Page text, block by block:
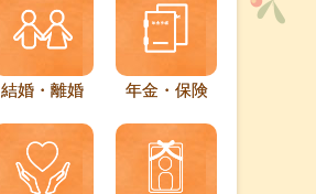
結婚・離婚 年金・保険